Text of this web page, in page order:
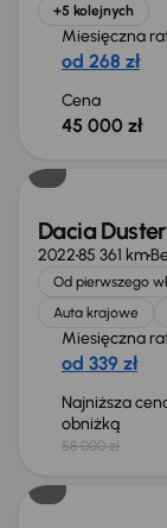
+5 kolejnych
Miesięczna
od 268 zł
Cena
45 000 zł
Świeżo
Dacia Duster
202285 361 km
Od pierwszego
Auta krajowe
Miesięczna
od 339 zł
Najniższa
obniżką
58 000 zł